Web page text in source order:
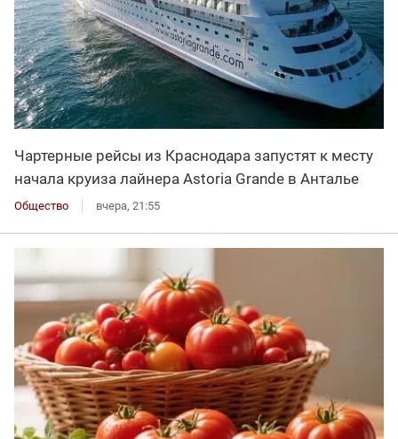
Чартерные рейсы из Краснодара запустят к месту
начала круиза лайнера Astoria Grande в Анталье
Общество вчера, 21:55